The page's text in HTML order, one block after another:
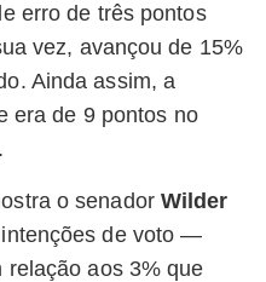
erro de três pontos
vez, avançou de 15%
Ainda assim, a
era de 9 pontos no
o senador Wilder
de voto —
relação aos 3% que